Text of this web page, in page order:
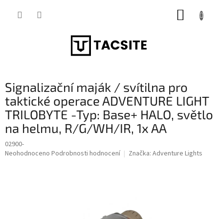
Signalizační maják / svítilna pro
taktické operace ADVENTURE LIGHT
TRILOBYTE -Typ: Base+ HALO, světlo
na helmu, R/G/WH/IR, 1x AA
02900-
Průměrné
Neohodnoceno Podrobnosti hodnocení Značka: Adventure Lights